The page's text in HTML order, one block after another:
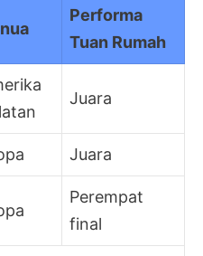
Performa
Tuan Rumah
Juara
Juara
Perempat
final